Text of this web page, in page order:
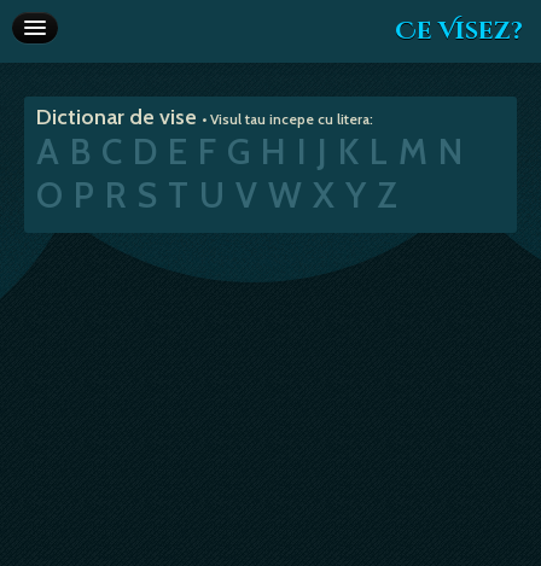
Ce Visez?
Interpretare vise
Articole
Va recomandam
Dictionar de vise • Visul tau incepe cu litera:
A B C D E F G H I J K L M N
O P R S T U V W X Y Z